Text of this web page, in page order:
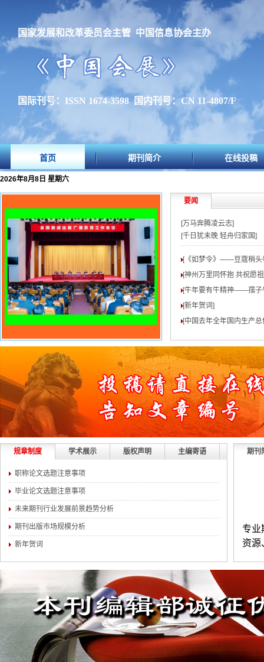
国家发展和改革委员会主管 中国信息协会主办
国际刊号：ISSN 1674-3598 国内刊号：CN 11-4807/F
首页 期刊简介 在线投稿
2026年8月8日 星期六
要闻
[万马奔腾凌云志]
[千日犹未晚 轻舟归家国]
[《如梦令》——豆蔻梢头
[神州万里同怀抱 共祝愿
[牛年要有牛精神——孺子
[新年贺词]
[中国去年全年国内生产
规章制度 学术展示 版权声明 主编寄语
职称论文选题注意事项
毕业论文选题注意事项
未来期刊行业发展前景趋势分析
期刊出版市场规模分析
新年贺词
期刊
专业
资源
练，
（3
介。
对录